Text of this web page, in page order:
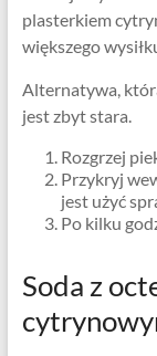
plasterkiem
większego
Alternatywa,
jest zbyt stara.
Rozgrzej
Przykryj
jest użyć
Po kilku
Soda z